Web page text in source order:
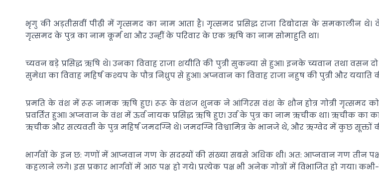
भृगु की अड़तीसवीं पीढ़ी में गृत्समद का नाम आता है। गृत्समद प्रसिद्ध राजा दिबोदास के समकालीन
गृत्समद के पुत्र का नाम कूर्म था और उन्हीं के परिवार के एक ऋषि का नाम सोमाहुति था।
च्यवन बड़े प्रसिद्ध ऋषि थे। उनका विवाह राजा शयीति की पुत्री सुकन्या से हुआ। इनके च्यवान तथा वसन
सुमेधा का विवाह महिर्ष कश्यप के पौत्र निध्रुप से हुआ। अप्नवान का विवाह राजा नहुष की पुत्री और
प्रमति के वंश में रूरू नामक ऋषि हुए। रूरू के वंशज शुनक ने आंगिरस वंश के शौन होत्र गोत्री
प्रवर्तित हुआ। अप्नवान के वंश में ऊर्व नायक प्रसिद्ध ऋषि हुए। उर्व के पुत्र का नाम ऋचीक था। ऋचीक का
ऋचीक और सत्यवती के पुत्र महिर्ष जमदग्नि थे। जमदग्नि विश्वामित्र के भानजे थे, और ऋग्वेद में कुछ सूक्तों
भार्गवों के इन छ: गणों में आप्नवान गण के सदस्यों की संख्या सबसे अधिक थी। अत: आप्नवान गण तीन
कहलाने लगे। इस प्रकार भार्गवों में आठ पक्ष हो गये। प्रत्येक पक्ष भी अनेक गोत्रों में विभाजित हो गया।